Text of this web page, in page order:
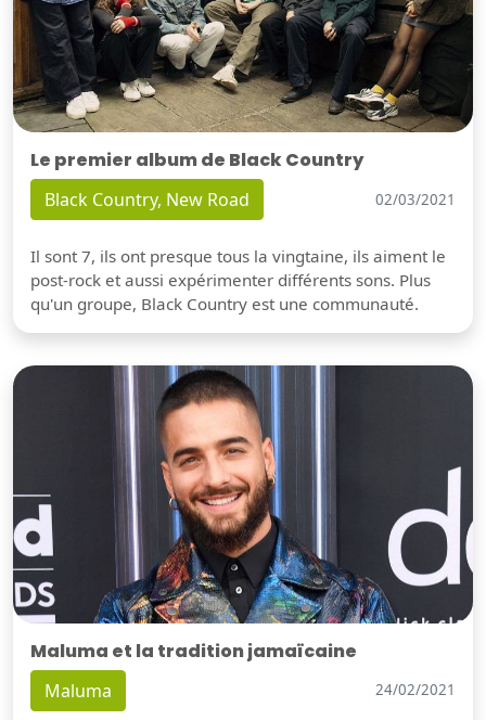
Le premier album de Black Country
Black Country, New Road 02/03/2021
Il sont 7, ils ont presque tous la vingtaine, ils aiment le
post-rock et aussi expérimenter différents sons. Plus
qu'un groupe, Black Country est une communauté.
Maluma et la tradition jamaïcaine
Maluma 24/02/2021